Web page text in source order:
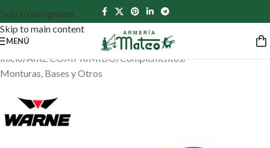
Skip to navigation
Skip to main content
MENÚ
Inicio/AIRE COMPRIMIDO/ Complementos/
Monturas, Bases y Otros